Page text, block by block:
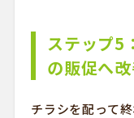
ステップ5
の販促へ
チラシを配って